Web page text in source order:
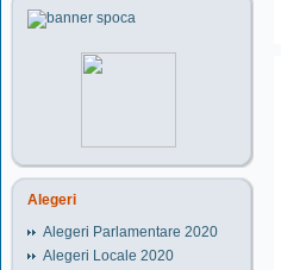
Alegeri
Alegeri Parlamentare 2020
Alegeri Locale 2020